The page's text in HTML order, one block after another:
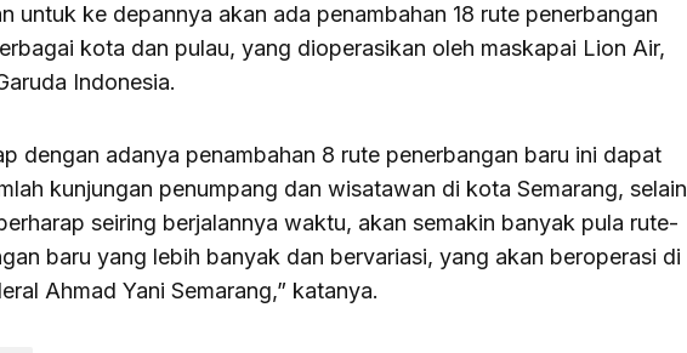
untuk ke depannya akan ada penambahan 18 rute penerbangan
kota dan pulau, yang dioperasikan oleh maskapai Lion Air,
Indonesia.
dengan adanya penambahan 8 rute penerbangan baru ini dapat
kunjungan penumpang dan wisatawan di kota Semarang, selain
seiring berjalannya waktu, akan semakin banyak pula rute-
baru yang lebih banyak dan bervariasi, yang akan beroperasi di
Ahmad Yani Semarang,” katanya.